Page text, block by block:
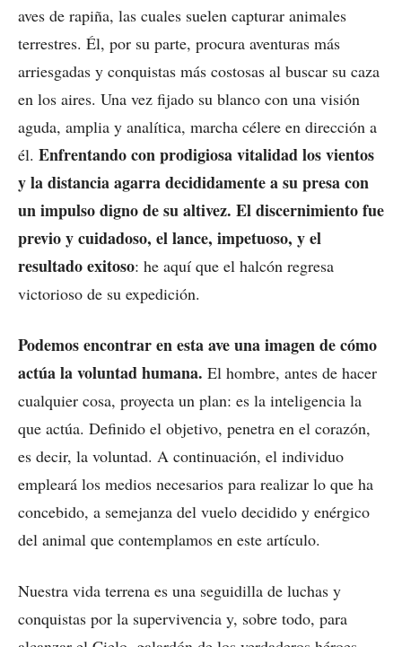
aves de rapiña, las cuales suelen capturar animales
terrestres. Él, por su parte, procura aventuras más
arriesgadas y conquistas más costosas al buscar su caza
en los aires. Una vez fijado su blanco con una visión
aguda, amplia y analítica, marcha célere en dirección a
él. Enfrentando con prodigiosa vitalidad los vientos
y la distancia agarra decididamente a su presa con
un impulso digno de su altivez. El discernimiento fue
previo y cuidadoso, el lance, impetuoso, y el
resultado exitoso: he aquí que el halcón regresa
victorioso de su expedición.
Podemos encontrar en esta ave una imagen de cómo
actúa la voluntad humana. El hombre, antes de hacer
cualquier cosa, proyecta un plan: es la inteligencia la
que actúa. Definido el objetivo, penetra en el corazón,
es decir, la voluntad. A continuación, el individuo
empleará los medios necesarios para realizar lo que ha
concebido, a semejanza del vuelo decidido y enérgico
del animal que contemplamos en este artículo.
Nuestra vida terrena es una seguidilla de luchas y
conquistas por la supervivencia y, sobre todo, para